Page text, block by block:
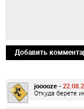
Добавить
jooooze -
Откуда берете